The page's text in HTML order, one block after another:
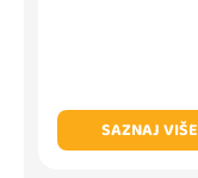
SAZNAJ VIŠE